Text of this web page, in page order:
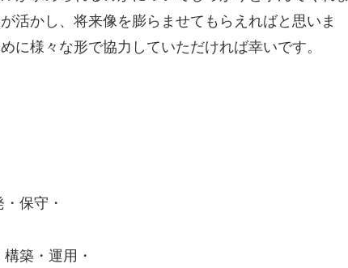
活かし、将来像を膨らませてもらえればと思いま
に様々な形で協力していただければ幸いです。
保守・
・運用・